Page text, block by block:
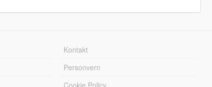
Kontakt
Personvern
Cookie Policy